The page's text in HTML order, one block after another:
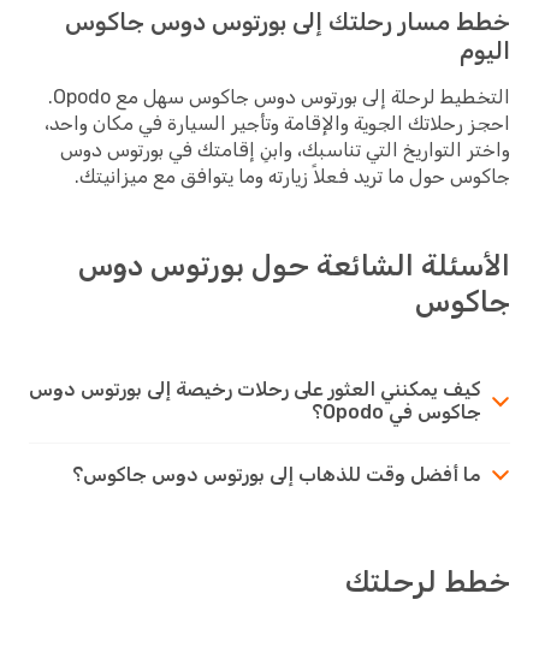
خطط مسار رحلتك إلى بورتوس دوس جاكوس
اليوم
التخطيط لرحلة إلى بورتوس دوس جاكوس سهل مع Opodo.
احجز رحلاتك الجوية والإقامة وتأجير السيارة في مكان واحد،
واختر التواريخ التي تناسبك، وابنِ إقامتك في بورتوس دوس
جاكوس حول ما تريد فعلاً زيارته وما يتوافق مع ميزانيتك.
الأسئلة الشائعة حول بورتوس دوس
جاكوس
كيف يمكنني العثور على رحلات رخيصة إلى بورتوس دوس
جاكوس في Opodo؟
ما أفضل وقت للذهاب إلى بورتوس دوس جاكوس؟
خطط لرحلتك